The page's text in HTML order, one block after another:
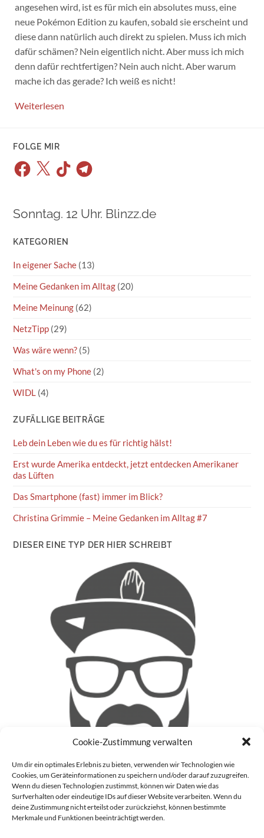
Cookie-Zustimmung verwalten
Um dir ein optimales Erlebnis zu bieten, verwenden wir Technologien wie
Cookies, um Geräteinformationen zu speichern und/oder darauf zuzugreifen.
Wenn du diesen Technologien zustimmst, können wir Daten wie das
Surfverhalten oder eindeutige IDs auf dieser Website verarbeiten. Wenn du
deine Zustimmung nicht erteilst oder zurückziehst, können bestimmte
Merkmale und Funktionen beeinträchtigt werden.
angesehen wird, ist es für mich ein absolutes muss, eine
neue Pokémon Edition zu kaufen, sobald sie erscheint und
diese dann natürlich auch direkt zu spielen. Muss ich mich
dafür schämen? Nein eigentlich nicht. Aber muss ich mich
denn dafür rechtfertigen? Nein auch nicht. Aber warum
mache ich das gerade? Ich weiß es nicht!
Weiterlesen
FOLGE MIR
Facebook
X TikTokTelegram
Sonntag. 12 Uhr. Blinzz.de
KATEGORIEN
In eigener Sache (13)
Meine Gedanken im Alltag (20)
Meine Meinung (62)
NetzTipp (29)
Was wäre wenn? (5)
What's on my Phone (2)
WIDL (4)
ZUFÄLLIGE BEITRÄGE
Leb dein Leben wie du es für richtig hälst!
Erst wurde Amerika entdeckt, jetzt entdecken Amerikaner
das Lüften
Das Smartphone (fast) immer im Blick?
Christina Grimmie – Meine Gedanken im Alltag #7
DIESER EINE TYP DER HIER SCHREIBT
Patrick